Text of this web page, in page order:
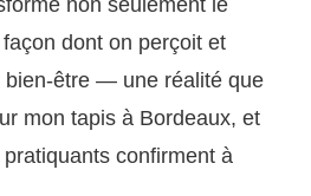
dont on perçoit et
bien-être — une réalité que
mon tapis à Bordeaux, et
confirment à